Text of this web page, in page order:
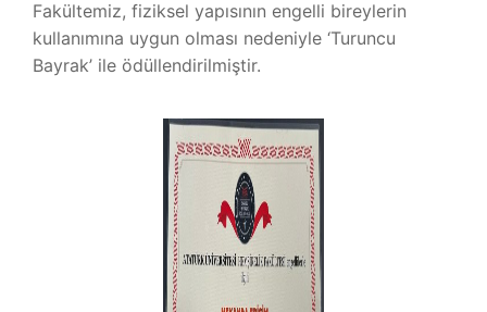
Fakültemiz, fiziksel yapısının engelli bireylerin
kullanımına uygun olması nedeniyle ‘Turuncu
Bayrak’ ile ödüllendirilmiştir.